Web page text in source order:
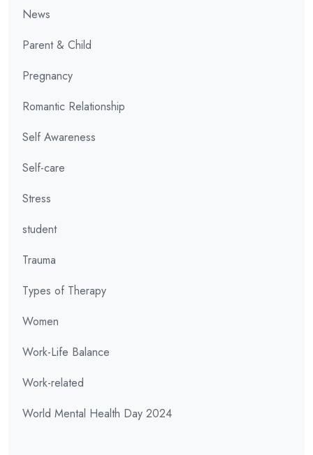
News
Parent & Child
Pregnancy
Romantic Relationship
Self Awareness
Self-care
Stress
student
Trauma
Types of Therapy
Women
Work-Life Balance
Work-related
World Mental Health Day 2024